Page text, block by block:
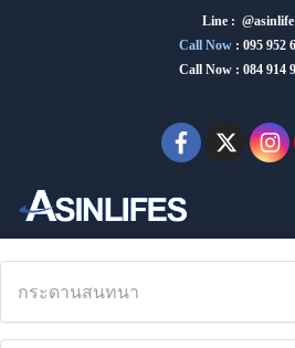
Line : @asinlife
Call Now : 095 952
Call Now : 084 914
กระดานสนทนา